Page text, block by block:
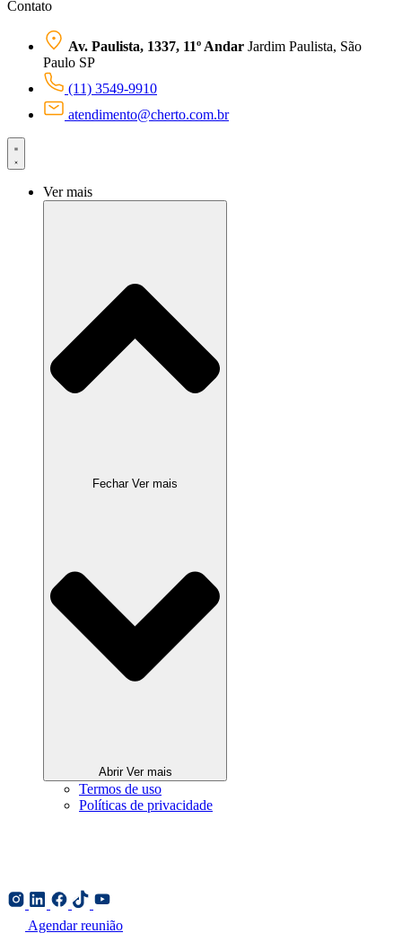
Contato
Av. Paulista, 1337, 11º Andar Jardim Paulista, São
Paulo SP
(11) 3549-9910
atendimento@cherto.com.br
Ver mais
Fechar Ver mais
Abrir Ver mais
Termos de uso
Políticas de privacidade
Agendar reunião